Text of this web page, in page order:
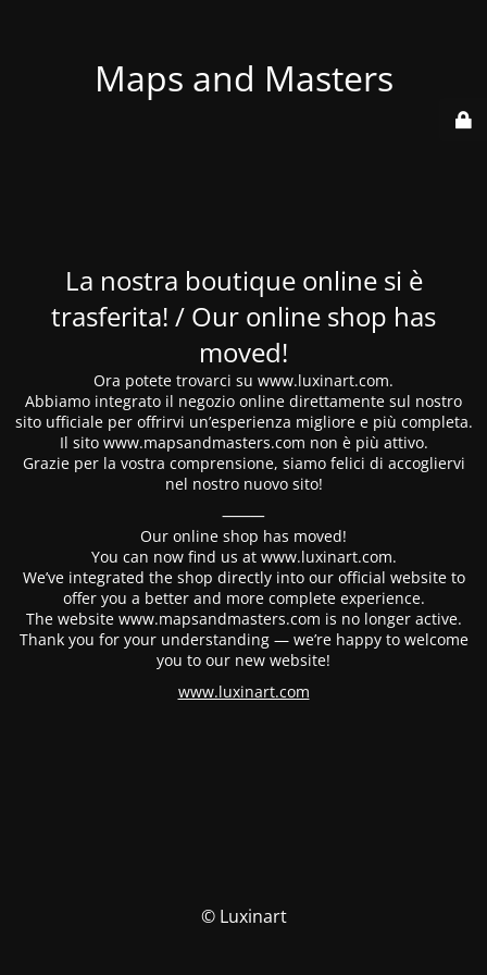
Maps and Masters
La nostra boutique online si è
trasferita! / Our online shop has
moved!
Ora potete trovarci su www.luxinart.com.
Abbiamo integrato il negozio online direttamente sul nostro
sito ufficiale per offrirvi un’esperienza migliore e più completa.
Il sito www.mapsandmasters.com non è più attivo.
Grazie per la vostra comprensione, siamo felici di accogliervi
nel nostro nuovo sito!
⸻
Our online shop has moved!
You can now find us at www.luxinart.com.
We’ve integrated the shop directly into our official website to
offer you a better and more complete experience.
The website www.mapsandmasters.com is no longer active.
Thank you for your understanding — we’re happy to welcome
you to our new website!
www.luxinart.com
© Luxinart